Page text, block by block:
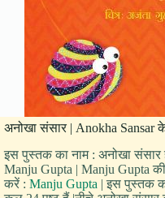
अनोखा संसार | Anokha Sansar
इस पुस्तक का नाम : अनोखा
Manju Gupta | Manju Gupta
करें : Manju Gupta | इस पुस्तक